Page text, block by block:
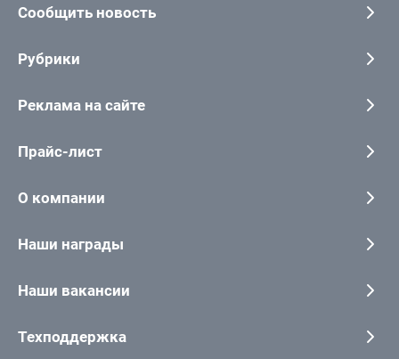
Сообщить новость
Рубрики
Реклама на сайте
Прайс-лист
О компании
Наши награды
Наши вакансии
Техподдержка